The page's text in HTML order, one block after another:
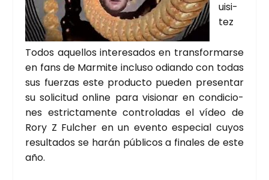
ui­si­
tez
Todos aque­llos intere­sa­dos en trans­for­mar­se
en fans de Mar­mi­te inclu­so odian­do con todas
sus fuer­zas este pro­duc­to pue­den pre­sen­tar
su soli­ci­tud onli­ne para visio­nar en con­di­cio­
nes estric­ta­men­te con­tro­la­das el vídeo de
Rory Z Ful­cher en un even­to espe­cial cuyos
resul­ta­dos se harán públi­cos a fina­les de este
año.